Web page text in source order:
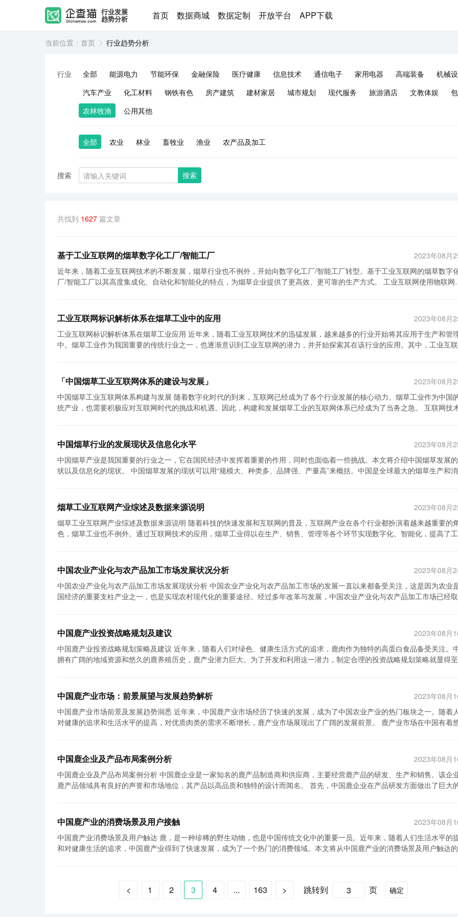
行业发展
趋势分析 首页 数据商城 数据定制 开放平台 APP下载
当前位置： 首页 行业趋势分析
行业 全部 能源电力 节能环保 金融保险 医疗健康 信息技术 通信电子 家用电器 高端装备 机械
汽车产业
化工材料 钢铁有色 房产建筑 建材家居 城市规划 现代服务 旅游酒店 文教体娱
农林牧渔
公用其他
全部 农业 林业 畜牧业 渔业 农产品及加工
搜索 搜索
共找到 1627 篇文章
基于工业互联网的烟草数字化工厂/智能工厂
2023年08月
近年来，随着工业互联网技术的不断发展，烟草行业也不例外，开始向数字化工厂/智能工厂转型。基于工业互联网的烟草数字
厂/智能工厂以其高度集成化、自动化和智能化的特点，为烟草企业提供了更高效、更可靠的生产方式。 工业互联网使用物联网技
提供支持。 与传统的烟草工厂相比，数字化工厂/智能工厂具有更高的自动化程度。通过自动化设备和机器人的应用，可以减少人
工操作，提高生产效率和质量。例如，在烟叶生产环节，数字化工厂可以通过自动化的收割机和分级机来实现大规模和精准的生
产。在烟草制品生产环节，数字化工厂可以利用自动包装机和贴标机，实现快速包装和标识。 另外，数字化工厂/智能工厂还可以
通过智能化管理来提高生产效率。通过工业物联网技术，可以实时监控生产过程中的各个环节，包括原材料的进销存、设备的
通过与供应商和客户的信息共享，可以实现按需生产和减少库存，提高资金利用率和市场反应速度。此外，数字化工厂/智能工
可以利用虚拟仿真技术，在生产过程中进行优化和改进，提高生产效率和产品质量。 然而，数字化工厂/智能工厂的转型并非易
事，需要烟草企业克服一系列的技术和管理难题。首先，烟草企业需要投入大量的资金和人力资源，建设数字化工厂/智能工厂
要的设备和系统。同时，烟草企业还需要培养具备数字化和智能化技能的员工，来推动数字化工厂/智能工厂的运行和管理。此
化和智能化的特点，可以为烟草企业提供更高效、更可靠的生产方式。然而，数字化工厂/智能工厂的转型需要烟草企业的投入
字化工厂/智能工厂将为烟草行业带来更多的机遇和挑战。
工业互联网标识解析体系在烟草工业中的应用
2023年08月
工业互联网标识解析体系在烟草工业应用 近年来，随着工业互联网技术的迅猛发展，越来越多的行业开始将其应用于生产和管理
中。烟草工业作为我国重要的传统行业之一，也逐渐意识到工业互联网的潜力，并开始探索其在该行业的应用。其中，工业互
产效率低下。而工业互联网标识解析体系通过打破信息孤岛，将各个环节的数据进行统一管理和解析，使得生产信息得以及时
和传递，可以更好地协调各个环节的工作，提高生产效率。 其次，工业互联网标识解析体系可以提升烟草工业的品质管理水平。烟
草工业的产品对于品质的要求非常高，任何环节的缺陷都可能导致产品的不合格。而工业互联网标识解析体系可以通过物联网
实时监控和记录生产过程中的各个环节，如温度、湿度、压力等参数，以及各个环节的操作人员和设备信息，从而将产品的制
商、制造商和销售商之间的协同合作。而工业互联网标识解析体系可以通过统一的数据标准和接口，实现各个环节之间的信息
和交互，避免因为信息传递不畅或信息不准确而导致的供应链延误或出现问题。同时，通过对供应链数据的实时监控和分析，可
更好地预测和调整供应链的运作，提高供应链的响应能力和灵活性。 最后，工业互联网标识解析体系还可以为烟草工业的管理决策
提供依据。通过对大量的生产数据进行采集和分析，可以得到更准确、全面的数据信息，为管理者提供决策依据。例如，通过
出更明智的决策。 综上所述，工业互联网标识解析体系在烟草工业的应用具有广阔的前景。通过提高生产效率、品质管理水平、供
工业将会加速推进工业互联网标识解析体系的应用，并迎来更加美好的未来。
「中国烟草工业互联网体系的建设与发展」
2023年08月
中国烟草工业互联网体系构建与发展 随着数字化时代的到来，互联网已经成为了各个行业发展的核心动力。烟草工业作为中国的传
统产业，也需要积极应对互联网时代的挑战和机遇。因此，构建和发展烟草工业的互联网体系已经成为了当务之急。 互联网技术的
业能够直接面向消费者进行销售，降低了经销商的数量，提高了销售效率。 其次，互联网为烟草工业提供了更加精准和全面的市场
数据。通过互联网平台，烟草企业可以收集和分析用户的购买行为和偏好，了解市场需求的变化和趋势。在此基础上，烟草企
以针对不同的用户群体进行定制化生产和营销，提高产品的市场竞争力。 再次，互联网为烟草工业创造了全新的品牌营销形式。借
助互联网平台，烟草工业可以通过社交媒体、微信公众号等方式与用户进行互动，建立品牌形象和用户粘性。此外，烟草工业
要解决数据安全和用户隐私保护等问题，确保消费者的信息安全。此外，烟草工业还需要克服传统观念对互联网的抵触情绪，
企业和员工的转型和更新。 总之，中国烟草工业互联网体系的构建与发展既是一项迫切需要，也是一个艰巨的任务。通过借助互联
网技术的力量，烟草工业可以提高销售效率、优化产品结构、拓展市场空间，实现行业的转型和升级。但是，互联网只是一个手
段，关键还在于烟草工业要积极创新、适应市场需求，不断提升产品质量和消费者体验。只有在这样的基础上，中国烟草工业
中国烟草行业的发展现状及信息化水平
2023年08月
中国烟草产业是我国重要的行业之一，它在国民经济中发挥着重要的作用，同时也面临着一些挑战。本文将介绍中国烟草发展
状以及信息化的现状。 中国烟草发展的现状可以用“规模大、种类多、品牌强、产量高”来概括。中国是全球最大的烟草生产和消费
国内外享有很高的声誉。 然而，中国烟草发展也面临一些挑战。首先是环境问题，烟草的种植和加工过程会产生大量的烟尘和化学
物质，对环境造成污染。其次是健康问题，吸烟对人体健康有害，吸烟相关疾病的发病率和死亡率持续上升。此外，烟草行业
临着市场竞争的压力，消费者对于健康产品的需求不断增加，对烟草产品的需求逐渐下降。 在信息化方面，中国烟草行业取得了一
定的成就。随着信息技术的快速发展，烟草企业积极推动数字化、信息化转型。在烟草生产过程中，采用先进的信息技术可以
的成就，但仍存在一些问题和挑战。首先是信息安全问题，烟草行业在信息化过程中面临着信息泄露、网络攻击等风险。其次
息化水平不平衡问题，一些大型烟草企业在信息化方面投入较多，但中小型企业的信息化水平相对较低，缺乏相关技术和资源。
外，信息化对于烟草行业的价值和意义还有待进一步挖掘和发展。 总体而言，中国烟草发展在规模、种类、品牌和产量等方面取得
了很大的成就，但仍面临一些挑战，如环境问题、健康问题和市场竞争压力等。在信息化方面，烟草企业积极推动数字化、信
烟草工业互联网产业综述及数据来源说明
2023年08月
烟草工业互联网产业综述及数据来源说明 随着科技的快速发展和互联网的普及，互联网产业在各个行业都扮演着越来越重要的角
色，烟草工业也不例外。通过互联网技术的应用，烟草工业得以在生产、销售、管理等各个环节实现数字化、智能化，提高了
装等环节，通过传感器、物联网等技术设备收集和监测数据，实现生产过程的自动化和智能化。同时，互联网技术也可以应用
草销售过程中的渠道拓展、市场推广、供应链管理等环节，通过电商平台、移动支付等手段实现销售的数字化和智能化。 烟草工业
互联网产业的发展对烟草企业产生了积极的影响。一方面，通过互联网技术的应用，可以加快烟草生产过程中的信息传递和决
馈速度，提高生产效率和产品质量。另一方面，通过互联网技术的应用，可以扩大烟草销售渠道和目标受众，提高销售规模和
合分析的报告，通常由专业机构或咨询公司发布。企业公开数据是指烟草企业自身公开披露的相关数据，如企业年报、财务报告
等。权威机构发布的数据是指由政府机构、行业协会等权威机构发布的统计数据，如国家统计局发布的产业数据、烟草行业协会
布的行业数据等。 在获取和使用这些数据时，需要注意数据的来源和可靠性。行业报告应选择由知名机构发布的报告，并参考多个
来源的数据，比较不同数据之间的一致性和可信度。企业公开数据应确保其真实性和及时性，可以通过查阅企业官方网站、财
产业时，我们应该从多个渠道获取数据，并对数据的来源和可信度进行评估，以准确分析和判断产业的发展趋势和市场规模。
中国农业产业化与农产品加工市场发展状况分析
2023年08月
中国农业产业化与农产品加工市场发展现状分析 中国农业产业化与农产品加工市场的发展一直以来都备受关注，这是因为农业是中
国经济的重要支柱产业之一，也是实现农村现代化的重要途径。经过多年改革与发展，中国农业产业化与农产品加工市场已经
农业生产的科学性、技术含量和自动化程度方面发挥着重要作用。现代农牧渔业、高效农作物种植和现代农村产业的发展进一
动了中国农业产业化的进程。 其次，农产品加工市场也在不断扩大。中国的农产品加工产业已经发展成为一个庞大而多样化的市
场，涵盖了农产品加工、农副产品加工、食品加工和饲料加工等领域。中国的农产品经过加工后质量和附加值得到了显著提高
仅满足了国内市场的需求，还出口到世界各地。农产品加工的市场竞争也在不断加剧，一些领先的企业通过科技创新和产品差
加大改革力度，在推动农业产业化发展的同时解决这些问题。其次是农产品加工企业的创新能力和技术水平需要进一步提高。目
前，一些企业在技术和创新方面还存在不足，需要进一步加强科技创新和人才培养，提升农产品加工的竞争力。 为了进一步推动中
国农业产业化与农产品加工市场的发展，我们应该采取以下措施。首先，加强科技创新和人才培养。只有不断提高企业的科技创
能力和技术水平，才能在竞争激烈的市场中立于不败之地。其次，加大对农业产业化和农产品加工的支持力度。政府应该提供
机构的建设。 总之，中国农业产业化与农产品加工市场的发展取得了显著进展，但仍然面临一些挑战和问题。未来，我们需要加大
加工市场的持续发展和进步。
中国鹿产业投资战略规划及建议
2023年08月
中国鹿产业投资战略规划策略及建议 近年来，随着人们对绿色、健康生活方式的追求，鹿肉作为独特的高蛋白食品备受关注。中国
拥有广阔的地域资源和悠久的鹿养殖历史，鹿产业潜力巨大。为了开发和利用这一潜力，制定合理的投资战略规划策略就显得
建立鹿肉加工示范基地，培训相关人才，提供技术支持和市场推广，帮助企业提高鹿肉加工能力和竞争力。 其次，中国鹿产业投资
战略需要着重提升鹿养殖技术水平。传统的鹿养殖方式已经难以满足市场需求，需要引进先进的养殖技术。大规模养殖、疾病防
控、环境保护等方面的技术都需要不断创新和完善。此外，应加强养殖标准化管理，制定相应的规范和操作指南，提高养殖效
产品质量。鹿养殖产业可以与科研机构、农业合作社等建立合作关系，共享资源和技术，促进鹿养殖行业的发展。 第三，中国鹿产
贸易合作等方式，积极推广中国鹿产品，打造中国鹿产业的国际品牌形象。 此外，中国鹿产业投资战略还应促进鹿产业与旅游业的
融合发展。鹿是一种珍稀动物，具有很高的观赏价值。可以在鹿养殖基地开设旅游景点，让游客近距离了解鹿的生活习性和养殖
程。同时，也可以提供休闲度假、农家乐等配套服务，增加旅游产业的收入。鹿产业与旅游业的结合，可以实现资源共享，推
村经济的多元化发展。 总之，中国鹿产业潜力巨大，制定合理的投资战略规划策略显得尤为重要。重点发展鹿肉加工技术，提高鹿
中国鹿产业市场：前景展望与发展趋势解析
2023年08月
中国鹿产业市场前景及发展趋势洞悉 近年来，中国鹿产业市场经历了快速的发展，成为了中国农业产业的热门板块之一。随着人们
对健康的追求和生活水平的提高，对优质肉类的需求不断增长，鹿产业市场展现出了广阔的发展前景。 鹿产业市场在中国有着悠久
主要产品。鹿肉作为高蛋白、低脂肪的健康食品，受到了广大消费者的喜爱。同时，鹿茸则被广泛应用于中药领域，被认为具
肾壮阳、养颜美容等功效。随着人们对保健品健康养生的关注度不断提高，鹿茸市场也呈现出了良好的发展态势。 鹿产业市场的发
展受到了多个因素的影响。首先是政府的政策支持。近年来，政府出台了一系列扶持鹿产业发展的政策，包括财政补贴、技术
等举措，为鹿产业的发展提供了有力保障。其次，是逐渐完善的饲养技术和管理水平。鹿类动物对养殖环境的要求相对较高，
来越多的游客前来参观和购买。 在未来，中国鹿产业市场有望继续保持高速发展，并且有望成为农业经济的重要支柱产业之一。首
先，鹿产业市场的空间仍然巨大。与发达国家相比，中国的鹿产品消费水平仍然较低，市场需求有望持续增长。其次，中国的鹿
业市场还存在着巨大的国际市场潜力。中国是全球最大的鹿养殖大国，在海外市场上具有竞争优势。随着中国的名优特产品不
国际上走俏，鹿产业市场也有望进一步打开国际市场。最后，科技进步将为鹿产业带来新的发展机遇。随着养殖技术的不断进
加强市场营销和品牌建设，提高产品的知名度和影响力。 总的来说，中国鹿产业市场正呈现出广阔的发展前景。在政府支持、技术
进步和市场需求的推动下，鹿产业市场有望成为农业产业的重要增长点。此外，鹿产业的发展还有利于推动农村经济转型升级、
中国鹿企业及产品布局案例分析
2023年08月
中国鹿企业及产品布局案例分析 中国鹿企业是一家知名的鹿产品制造商和供应商，主要经营鹿产品的研发、生产和销售。该企业在
鹿产品领域具有良好的声誉和市场地位，其产品以高品质和独特的设计而闻名。 首先，中国鹿企业在产品研发方面做出了巨大的投
外，该企业还与各类研究机构和大学建立了合作关系，共同开展鹿产品的研究工作。这些研发举措保证了中国鹿企业始终能够
具有创新性和竞争力的产品。 其次，中国鹿企业在产品生产方面采用了先进的技术和设备。企业投资了大量的资金来引进高效的生
产线，并采用了智能化的制造技术。这些先进的设备可以提高生产效率和产品质量，并降低生产成本。此外，中国鹿企业也非
重产品的质量控制。他们建立了一套完善的质量管理体系，从原材料采购到生产过程的每一个环节都进行严格的检查和测试，
的展览会和交流活动，提升企业的知名度和形象。此外，他们还通过互联网和社交媒体等新兴渠道进行在线销售，并与知名电商
台合作，扩大产品销售渠道。 总结起来，中国鹿企业通过在产品研发、生产和销售方面的不断努力和投入，取得了良好的成绩。他
中国鹿产业的消费场景及用户接触
2023年08月
中国鹿产业消费场景及用户触达 鹿，是一种珍稀的野生动物，也是中国传统文化中的重要一员。近年来，随着人们生活水平的提高
和对健康生活的追求，中国鹿产业得到了快速发展，成为了一个热门的消费领域。本文将从中国鹿产业的消费场景及用户触达
低脂肪、高蛋白质的特点备受青睐，尤其是在一些特色美食中，如鹿肉火锅、鹿肉粽子等。此外，鹿也常被人们用来观赏，鹿角
美的形态以及温顺的性格，让人们乐于一睹其风采。 其次，中国鹿产业的用户触达范围非常广泛。首先是国内市场，随着人们收入
的增加和生活方式的改变，更多的人开始关注健康和养生，鹿产品的市场需求也逐渐扩大。尤其是在一些大城市中，如北京、上
< 1 2 3 4 ... 163 > 跳转到 页 确定